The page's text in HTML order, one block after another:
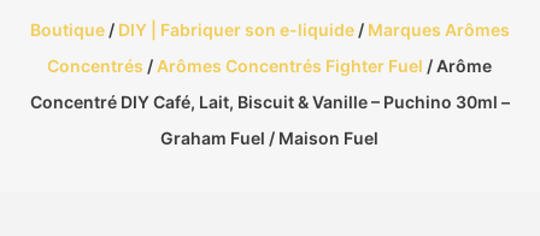
Boutique/ DIY | Fabriquer son e-liquide/ Marques Arômes
Concentrés / Arômes Concentrés Fighter Fuel / Arôme
Concentré DIY Café, Lait, Biscuit & Vanille – Puchino 30ml –
Graham Fuel / Maison Fuel